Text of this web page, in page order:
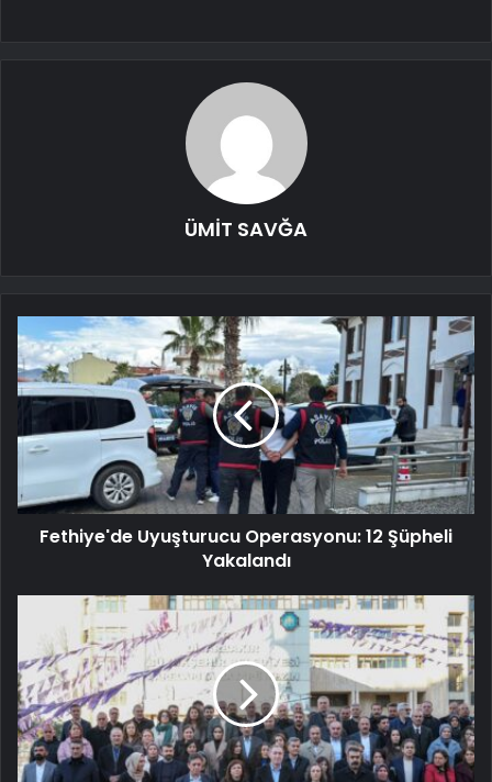
ÜMİT SAVĞA
Fethiye'de Uyuşturucu Operasyonu: 12 Şüpheli
Yakalandı